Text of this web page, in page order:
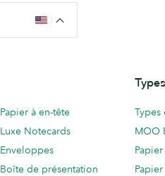
Papier à en-tête
Luxe Notecards
Enveloppes
Boîte de présentation
MOO